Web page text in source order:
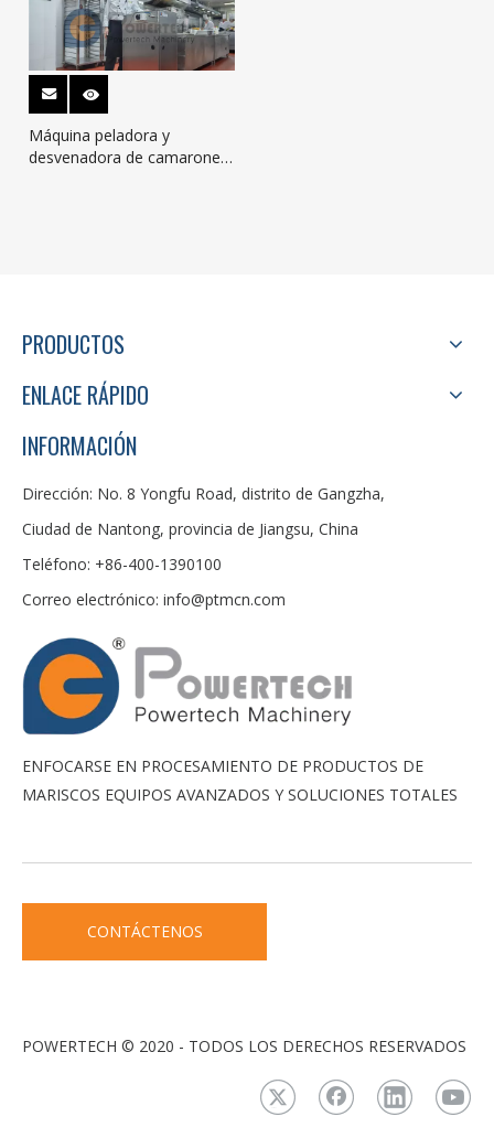
Máquina peladora y
desvenadora de camarones
PRODUCTOS
ENLACE RÁPIDO
INFORMACIÓN
Dirección: No. 8 Yongfu Road, distrito de Gangzha,
Ciudad de Nantong, provincia de Jiangsu, China
Teléfono: +86-400-1390100
Correo electrónico: info@ptmcn.com
ENFOCARSE EN PROCESAMIENTO DE PRODUCTOS DE
MARISCOS EQUIPOS AVANZADOS Y SOLUCIONES TOTALES
CONTÁCTENOS
POWERTECH © 2020 - TODOS LOS DERECHOS RESERVADOS